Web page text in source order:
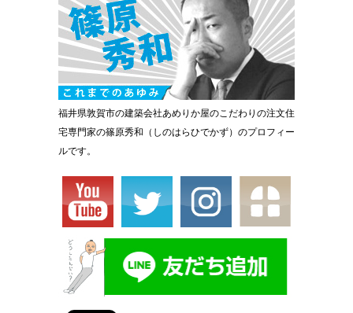
福井県敦賀市の建築会社あめりか屋のこだわりの注文住
宅専門家の篠原秀和（しのはらひでかず）のプロフィー
ルです。